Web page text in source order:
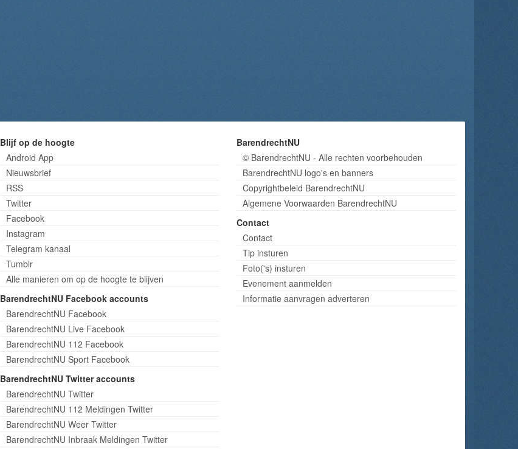
Blijf op de hoogte
Android App
Nieuwsbrief
RSS
Twitter
Facebook
Instagram
Telegram kanaal
Tumblr
Alle manieren om op de hoogte te blijven
BarendrechtNU Facebook accounts
BarendrechtNU Facebook
BarendrechtNU Live Facebook
BarendrechtNU 112 Facebook
BarendrechtNU Sport Facebook
BarendrechtNU Twitter accounts
BarendrechtNU Twitter
BarendrechtNU 112 Meldingen Twitter
BarendrechtNU Weer Twitter
BarendrechtNU Inbraak Meldingen Twitter
BarendrechtNU
© BarendrechtNU - Alle rechten voorbehouden
BarendrechtNU logo's en banners
Copyrightbeleid BarendrechtNU
Algemene Voorwaarden BarendrechtNU
Contact
Contact
Tip insturen
Foto('s) insturen
Evenement aanmelden
Informatie aanvragen adverteren